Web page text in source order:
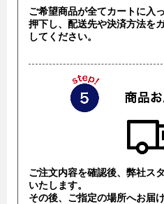
ご希望商品が全てカートに入
押下し、配送先や決済方法を
してください。
ご注文内容を確認後、弊社ス
いたします。
その後、ご指定の場所へお届け